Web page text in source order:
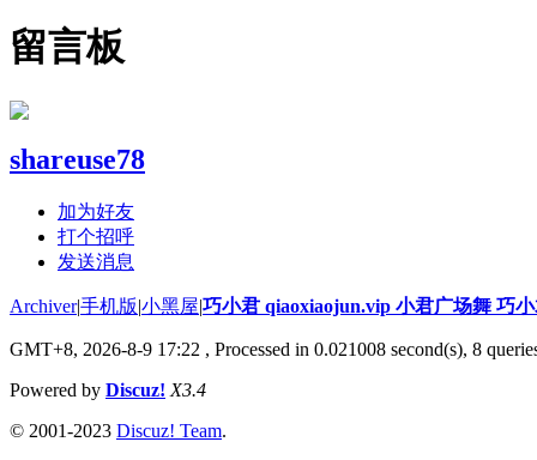
留言板
shareuse78
加为好友
打个招呼
发送消息
Archiver|手机版|小黑屋|巧小君 qiaoxiaojun.vip 小君广场舞 巧
GMT+8, 2026-8-9 17:22 , Processed in 0.021008 second(s), 8
Powered by Discuz! X3.4
© 2001-2023 Discuz! Team.